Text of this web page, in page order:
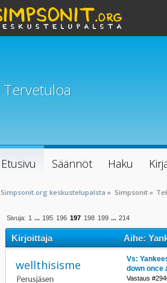
Tervetuloa
Etusivu Säännöt Haku
Simpsonit.org keskustelupalsta » Simpsonit»
Sivuja: 1 ... 195 196 197 198 199 ... 214
Kirjoittaja
Aihe:
wellthisisme
Vs:
down once
Vastaus